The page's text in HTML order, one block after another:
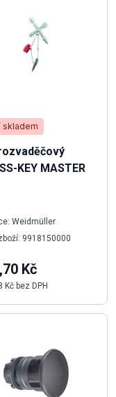
skladem
KEY MASTER
Weidmüller
9918150000
Kč
Kč bez DPH